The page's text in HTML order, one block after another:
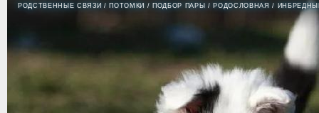
РОДСТВЕННЫЕ СВЯЗИ / ПОТОМКИ / ПОДБОР ПАРЫ / РОДОСЛОВНАЯ /